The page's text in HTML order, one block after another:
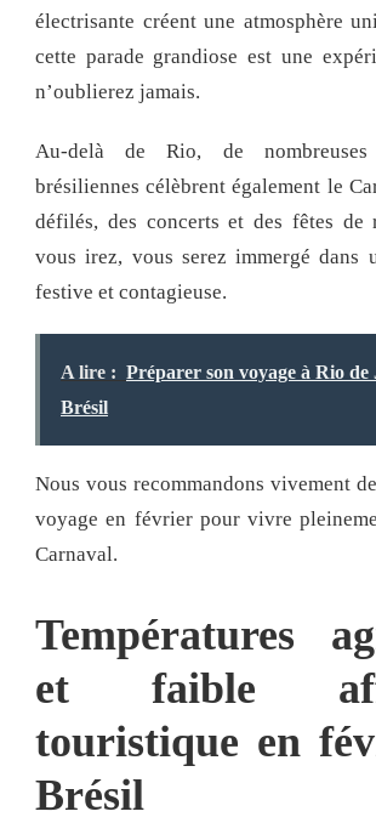
électrisante créent une atmosphère
cette parade grandiose est une
n’oublierez jamais.
Au-delà de Rio, de
brésiliennes célèbrent également le
défilés, des concerts et des fêtes de
vous irez, vous serez immergé dans
festive et contagieuse.
A lire : Préparer son voyage à Rio de
Brésil
Nous vous recommandons vivement
voyage en février pour vivre
Carnaval.
Températures
et faible
touristique en
Brésil